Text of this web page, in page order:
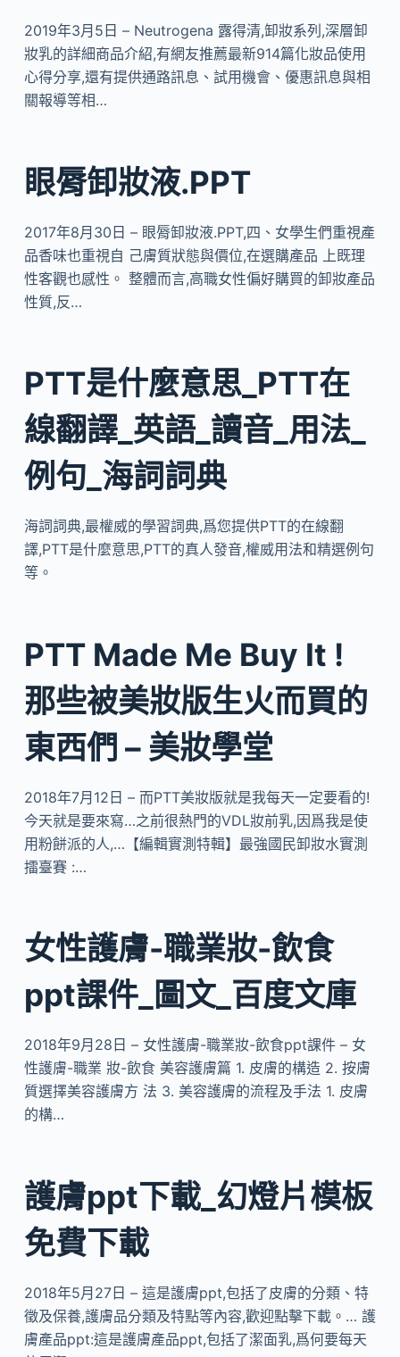
2019年3月5日 – Neutrogena 露得清,卸妝系列,深層卸
妝乳的詳細商品介紹,有網友推薦最新914篇化妝品使用
心得分享,還有提供通路訊息、試用機會、優惠訊息與相
關報導等相…
眼脣卸妝液.PPT
2017年8月30日 – 眼脣卸妝液.PPT,四、女學生們重視產
品香味也重視自 己膚質狀態與價位,在選購產品 上既理
性客觀也感性。 整體而言,高職女性偏好購買的卸妝產品
性質,反…
PTT是什麼意思_PTT在
線翻譯_英語_讀音_用法_
例句_海詞詞典
海詞詞典,最權威的學習詞典,爲您提供PTT的在線翻
譯,PTT是什麼意思,PTT的真人發音,權威用法和精選例句
等。
PTT Made Me Buy It !
那些被美妝版生火而買的
東西們 – 美妝學堂
2018年7月12日 – 而PTT美妝版就是我每天一定要看的!
今天就是要來寫…之前很熱門的VDL妝前乳,因爲我是使
用粉餅派的人,…【編輯實測特輯】最強國民卸妝水實測
擂臺賽 :…
女性護膚-職業妝-飲食
ppt課件_圖文_百度文庫
2018年9月28日 – 女性護膚-職業妝-飲食ppt課件 – 女
性護膚-職業 妝-飲食 美容護膚篇 1. 皮膚的構造 2. 按膚
質選擇美容護膚方 法 3. 美容護膚的流程及手法 1. 皮膚
的構…
護膚ppt下載_幻燈片模板
免費下載
2018年5月27日 – 這是護膚ppt,包括了皮膚的分類、特
徵及保養,護膚品分類及特點等內容,歡迎點擊下載。… 護
膚產品ppt:這是護膚產品ppt,包括了潔面乳,爲何要每天